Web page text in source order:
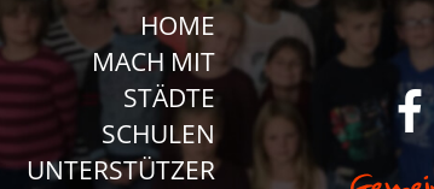
HOME
MACH MIT
STÄDTE
SCHULEN
UNTERSTÜTZER